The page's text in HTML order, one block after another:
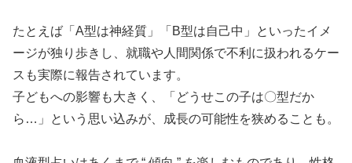
たとえば「A型は神経質」「B型は自己中」といったイメ
ージが独り歩きし、就職や人間関係で不利に扱われるケー
スも実際に報告されています。
子どもへの影響も大きく、「どうせこの子は〇型だか
ら…」という思い込みが、成長の可能性を狭めることも。